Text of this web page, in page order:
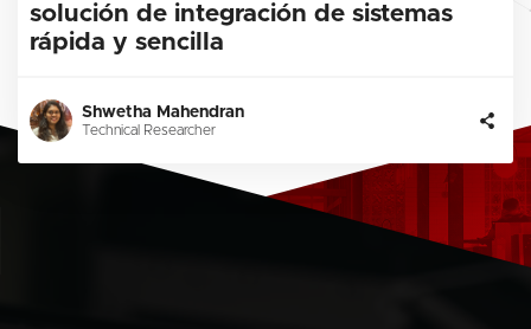
solución de integración de sistemas
rápida y sencilla
Shwetha Mahendran
Technical Researcher